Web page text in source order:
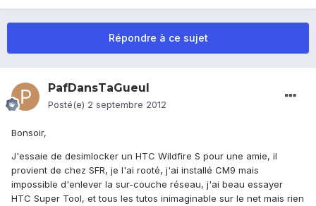
Répondre à ce sujet
PafDansTaGueul
Posté(e) 2 septembre 2012
Bonsoir,
J'essaie de desimlocker un HTC Wildfire S pour une amie, il
provient de chez SFR, je l'ai rooté, j'ai installé CM9 mais
impossible d'enlever la sur-couche réseau, j'ai beau essayer
HTC Super Tool, et tous les tutos inimaginable sur le net mais rien